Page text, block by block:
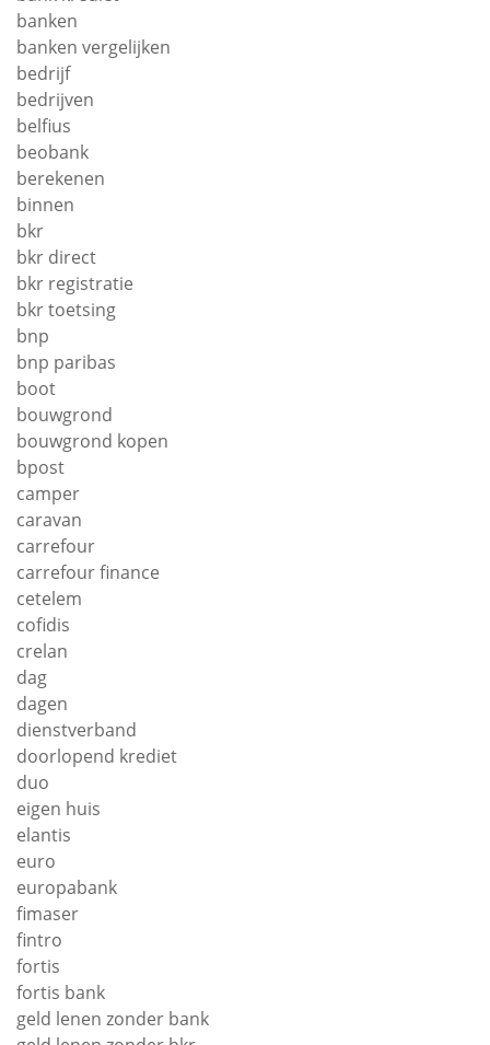
banken
banken vergelijken
bedrijf
bedrijven
belfius
beobank
berekenen
binnen
bkr
bkr direct
bkr registratie
bkr toetsing
bnp
bnp paribas
boot
bouwgrond
bouwgrond kopen
bpost
camper
caravan
carrefour
carrefour finance
cetelem
cofidis
crelan
dag
dagen
dienstverband
doorlopend krediet
duo
eigen huis
elantis
euro
europabank
fimaser
fintro
fortis
fortis bank
geld lenen zonder bank